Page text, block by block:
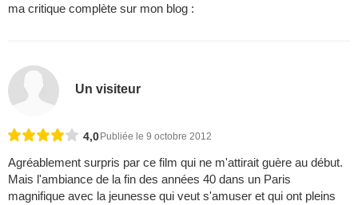
ma critique complète sur mon blog :
Un visiteur
4,0 Publiée le 9 octobre 2012
Agréablement surpris par ce film qui ne m'attirait guère au début.
Mais l'ambiance de la fin des années 40 dans un Paris
magnifique avec la jeunesse qui veut s'amuser et qui ont pleins